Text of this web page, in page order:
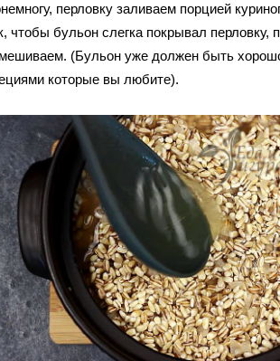
перловку заливаем порцией
чтобы бульон слегка покрывал перловку,
(Бульон уже должен быть
которые вы любите).